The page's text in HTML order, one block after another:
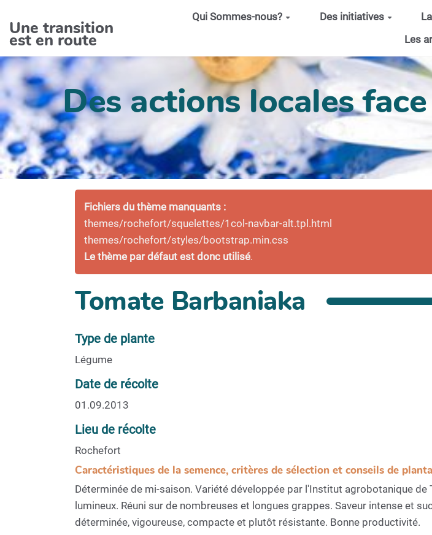
Une transition
est en route
Qui Sommes-nous? Des initiatives
Les
Des actions locales
Fichiers du thème manquants :
themes/rochefort/squelettes/1col-navbar-alt.tpl.html
themes/rochefort/styles/bootstrap.min.css
Le thème par défaut est donc utilisé.
Tomate Barbaniaka
Type de plante
Légume
Date de récolte
01.09.2013
Lieu de récolte
Rochefort
Caractéristiques de la semence, critères de sélection et conseils de
Déterminée de mi-saison. Variété développée par l'Institut agrobotanique
lumineux. Réuni sur de nombreuses et longues grappes. Saveur intense et
déterminée, vigoureuse, compacte et plutôt résistante. Bonne productivité.